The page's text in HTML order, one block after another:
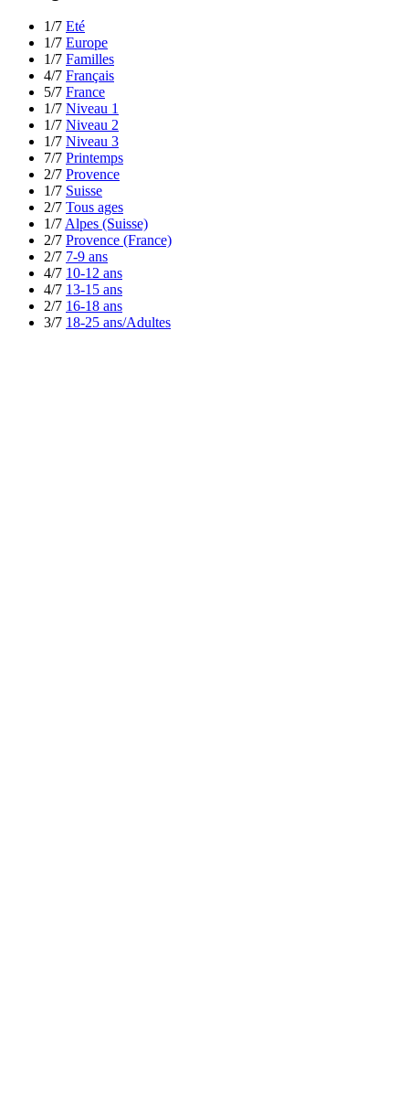
1/7 Eté
1/7 Europe
1/7 Familles
4/7 Français
5/7 France
1/7 Niveau 1
1/7 Niveau 2
1/7 Niveau 3
7/7 Printemps
2/7 Provence
1/7 Suisse
2/7 Tous ages
1/7 Alpes (Suisse)
2/7 Provence (France)
2/7 7-9 ans
4/7 10-12 ans
4/7 13-15 ans
2/7 16-18 ans
3/7 18-25 ans/Adultes